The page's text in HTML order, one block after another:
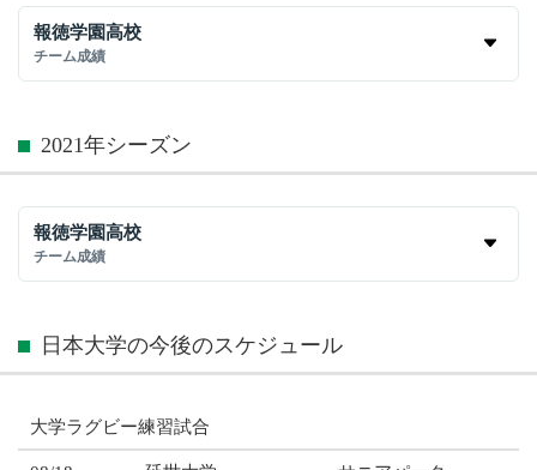
報徳学園高校
チーム成績
2021年シーズン
報徳学園高校
チーム成績
日本大学の今後のスケジュール
大学ラグビー練習試合